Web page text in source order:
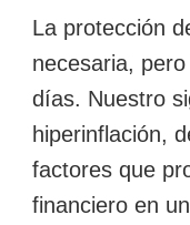
La protección
necesaria,
días. Nuestro
hiperinflación,
factores que
financiero en